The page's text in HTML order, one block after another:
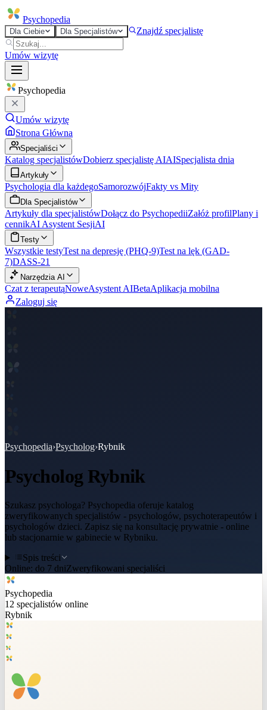
Psychopedia
Dla Ciebie Dla Specjalistów Znajdź specjalistę
Umów wizytę
Psychopedia
Umów wizytę
Strona Główna
Specjaliści
Katalog specjalistówDobierz specjalistę AIAISpecjalista dnia
Artykuły
Psychologia dla każdegoSamorozwójFakty vs Mity
Dla Specjalistów
Artykuły dla specjalistówDołącz do PsychopediiZałóż profilPlany i
cennikAI Asystent SesjiAI
Testy
Wszystkie testyTest na depresję (PHQ-9)Test na lęk (GAD-
7)DASS-21
Narzędzia AI
Czat z terapeutąNoweAsystent AIBetaAplikacja mobilna
Zaloguj się
Psychopedia›Psycholog›Rybnik
Psycholog Rybnik
Szukasz psychologa? Psychopedia oferuje katalog
zweryfikowanych specjalistów - psychologów, psychoterapeutów i
psychologów dzieci. Zapisz się na konsultację prywatnie - online
lub stacjonarnie w gabinecie w Rybniku.
Spis treści
Online: do 7 dniZweryfikowani specjaliści
Psychopedia
12 specjalistów online
Rybnik